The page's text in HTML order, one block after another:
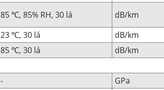
85 ℃, 85% RH, 30 lá dB/km
23 ℃, 30 lá dB/km
85 ℃, 30 lá dB/km
- GPa